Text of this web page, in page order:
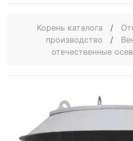
Корень каталога /
производство
/
отечественные